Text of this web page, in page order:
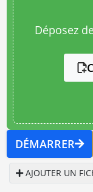
Déposez
DÉMARRER
AJOUTER UN